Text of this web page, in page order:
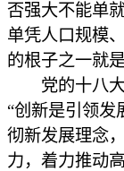
否强大不能单
单凭人口规模
的根子之一就
党的十八大
“创新是引领发
彻新发展理念
力，着力推动